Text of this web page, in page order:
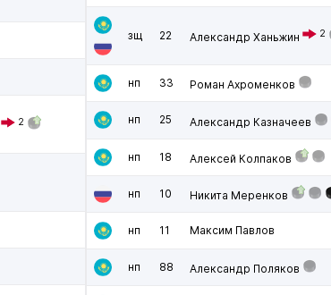
2
зщ 22 Александр Ханьжин 2
нп 33 Роман Ахроменков
нп 25 Александр Казначеев
нп 18 Алексей Колпаков
нп 10 Никита Меренков
нп 11 Максим Павлов
нп 88 Александр Поляков